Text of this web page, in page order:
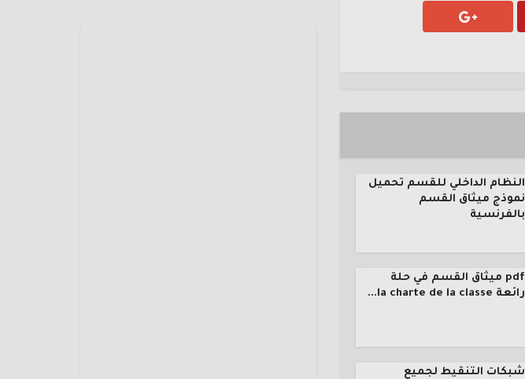
النظام الداخلي للقسم تحميل
نموذج ميثاق القسم
بالفرنسية
pdf ميثاق القسم في حلة
رائعة la charte de la classe...
شبكات التنقيط لجميع